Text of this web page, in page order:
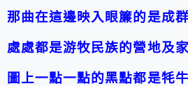
那曲在這邊映入眼簾的是成
處處都是游牧民族的營地及
圖上一點一點的黑點都是牦牛